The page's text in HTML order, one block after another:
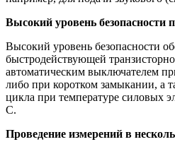
Высокий уровень безопасности
Высокий уровень безопасности
быстродействующей
автоматическим выключателем
либо при коротком замыкании, а
цикла при температуре силовых
С.
Проведение измерений в